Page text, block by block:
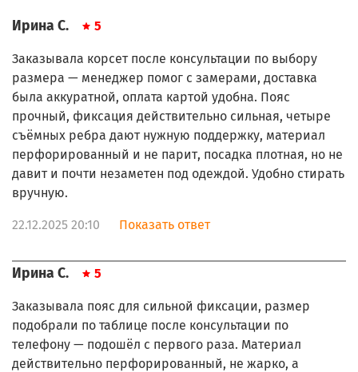
Ирина С. 5
Заказывала корсет после консультации по выбору
размера — менеджер помог с замерами, доставка
была аккуратной, оплата картой удобна. Пояс
прочный, фиксация действительно сильная, четыре
съёмных ребра дают нужную поддержку, материал
перфорированный и не парит, посадка плотная, но не
давит и почти незаметен под одеждой. Удобно стирать
вручную.
22.12.2025 20:10 Показать ответ
Ирина С. 5
Заказывала пояс для сильной фиксации, размер
подобрали по таблице после консультации по
телефону — подошёл с первого раза. Материал
действительно перфорированный, не жарко, а